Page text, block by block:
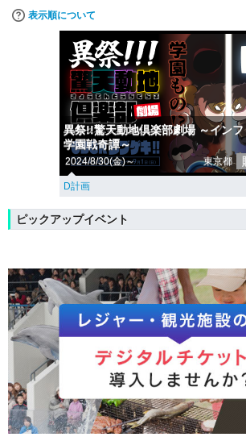
表示順について
異祭!!驚天動地倶楽部劇場 ～イン
学園戦奇譚～
2024/8/30(金)～ 東京都
D計画
ピックアップイベント